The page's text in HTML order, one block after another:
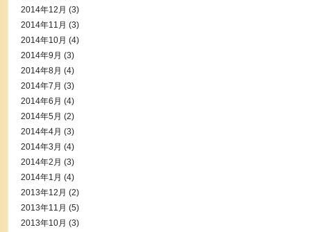
2014年12月 (3)
2014年11月 (3)
2014年10月 (4)
2014年9月 (3)
2014年8月 (4)
2014年7月 (3)
2014年6月 (4)
2014年5月 (2)
2014年4月 (3)
2014年3月 (4)
2014年2月 (3)
2014年1月 (4)
2013年12月 (2)
2013年11月 (5)
2013年10月 (3)